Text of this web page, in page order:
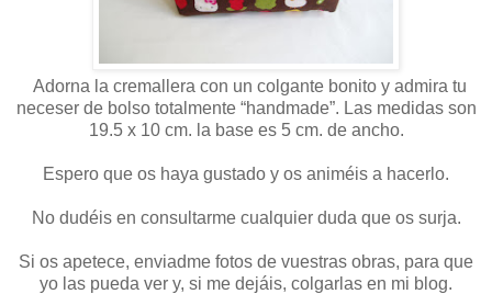
Adorna la cremallera con un colgante bonito y admira tu
neceser de bolso totalmente “handmade”. Las medidas son
19.5 x 10 cm. la base es 5 cm. de ancho.
Espero que os haya gustado y os animéis a hacerlo.
No dudéis en consultarme cualquier duda que os surja.
Si os apetece, enviadme fotos de vuestras obras, para que
yo las pueda ver y, si me dejáis, colgarlas en mi blog.